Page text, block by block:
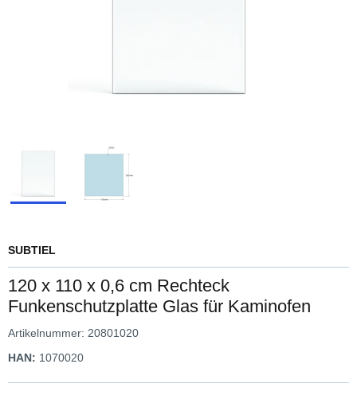
SUBTIEL
120 x 110 x 0,6 cm Rechteck
Funkenschutzplatte Glas für Kaminofen
Artikelnummer: 20801020
HAN: 1070020